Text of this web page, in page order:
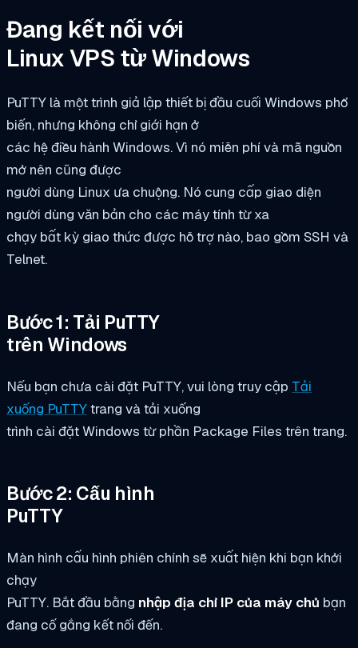
Đang kết nối với
Linux VPS từ Windows
PuTTY là một trình giả lập thiết bị đầu cuối Windows phổ
biến, nhưng không chỉ giới hạn ở
các hệ điều hành Windows. Vì nó miễn phí và mã nguồn
mở nên cũng được
người dùng Linux ưa chuộng. Nó cung cấp giao diện
người dùng văn bản cho các máy tính từ xa
chạy bất kỳ giao thức được hỗ trợ nào, bao gồm SSH và
Telnet.
Bước 1: Tải PuTTY
trên Windows
Nếu bạn chưa cài đặt PuTTY, vui lòng truy cập Tải
xuống PuTTYtrang và tải xuống
trình cài đặt Windows từ phần Package Files trên trang.
Bước 2: Cấu hình
PuTTY
Màn hình cấu hình phiên chính sẽ xuất hiện khi bạn khởi
chạy
PuTTY. Bắt đầu bằng nhập địa chỉ IP của máy chủ bạn
đang cố gắng kết nối đến.